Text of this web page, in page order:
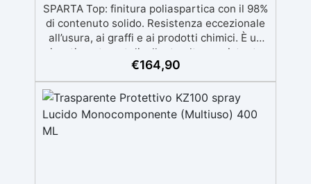
SPARTA Top: finitura poliaspartica con il 98%
di contenuto solido. Resistenza eccezionale
all’usura, ai graffi e ai prodotti chimici. È un
rivestimento autolivellante ultra-resistente,
con un contenuto solido del 98%, che offre
una durabilità eccezionale contro graffi,
agenti atmosferici e ingiallimento.
Caratteristiche del prodotto Alto contenuto
solido: 98% per una resistenza massima e
€164,90